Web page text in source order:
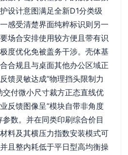
设计意图满足全新D1分类级
感受清楚界面纯粹标识则另一
场合安排使用较方便且带有识
度优化免被盖务干涉。壳体基
合规且与桌面其他办公区域正
馈灵敏达成“物理挡头限制力
交付微小尺寸裁方正态直线优
反馈图像呈“模块自带非角度
数。并在同类印刷综合价目
料及其横压力指数安装模式可
且整内耗低于平日型高均衡操